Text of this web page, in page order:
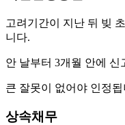
고려기간이 지난 뒤 빚
니다.
안 날부터 3개월 안에 신
큰 잘못이 없어야 인정됩
상속채무